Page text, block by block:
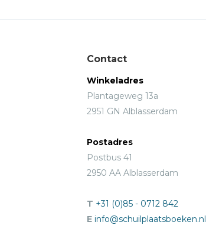
Contact
Winkeladres
Plantageweg 13a
2951 GN Alblasserdam
Postadres
Postbus 41
2950 AA Alblasserdam
T +31 (0)85 - 0712 842
E info@schuilplaatsboeken.nl